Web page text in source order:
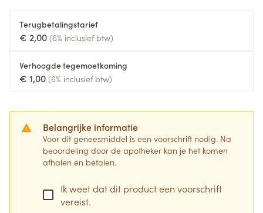
Terugbetalingstarief
€ 2,00 (6% inclusief btw)
Verhoogde tegemoetkoming
€ 1,00 (6% inclusief btw)
Belangrijke informatie
Voor dit geneesmiddel is een voorschrift nodig. Na
beoordeling door de apotheker kan je het komen
afhalen en betalen.
Ik weet dat dit product een voorschrift
vereist.